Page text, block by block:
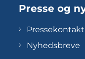
Presse og
Pressekontakt
Nyhedsbreve